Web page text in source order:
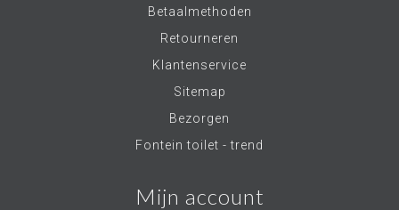
Betaalmethoden
Retourneren
Klantenservice
Sitemap
Bezorgen
Fontein toilet - trend
Mijn account